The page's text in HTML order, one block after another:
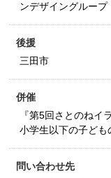
ンデザイングループ
後援
三田市
併催
『第5回さとのねイ
小学生以下の子ども
問い合わせ先